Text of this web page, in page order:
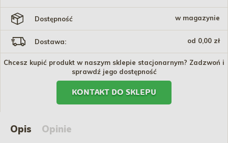
Dostępność w magazynie
Dostawa: od 0,00 zł
Chcesz kupić produkt w naszym sklepie stacjonarnym? Zadzwoń i
sprawdź jego dostępność
KONTAKT DO SKLEPU
Opis Opinie